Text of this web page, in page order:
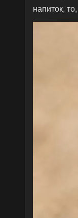
напиток,